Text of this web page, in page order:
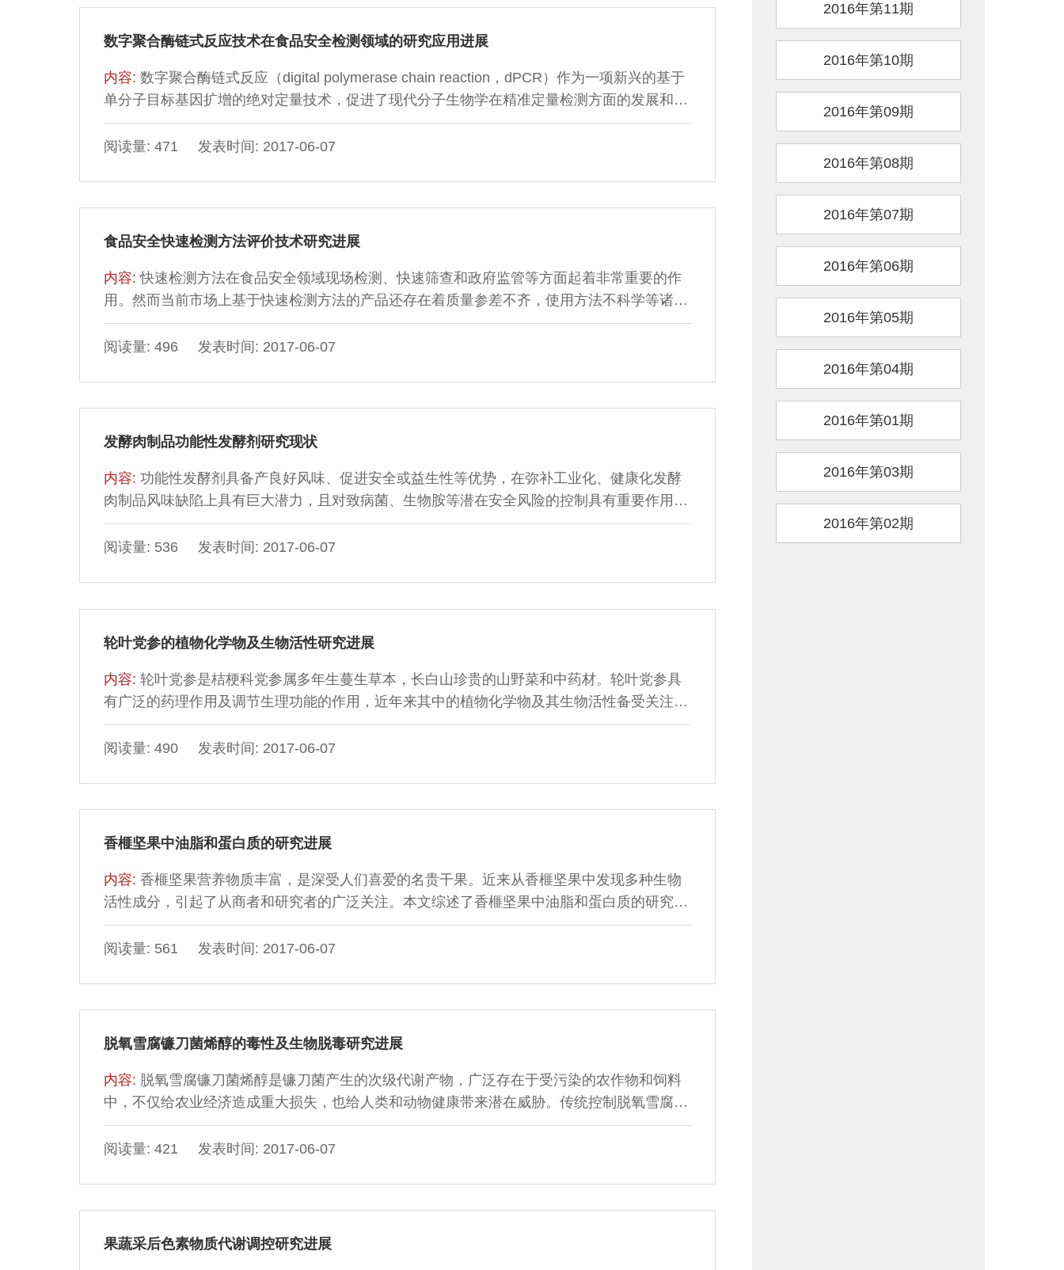
数字聚合酶链式反应技术在食品安全检测领域的研究应用进展
内容: 数字聚合酶链式反应（digital polymerase chain reaction，dPCR）作为一项新兴的基于
单分子目标基因扩增的绝对定量技术，促进了现代分子生物学在精准定量检测方面的发展和应
用。本文综述了商业化dPCR技术在转基因成分、动物源性成分、食源性致病微生物定量检测
等食品安全领域的研究进展，讨论了dPCR应用中技术难题的解决，并在此基础上展望了该技
阅读量: 471 发表时间: 2017-06-07
食品安全快速检测方法评价技术研究进展
内容:快速检测方法在食品安全领域现场检测、快速筛查和政府监管等方面起着非常重要的作
用。然而当前市场上基于快速检测方法的产品还存在着质量参差不齐，使用方法不科学等诸多
问题，亟需建立科学合理的快检产品评价方法，保障产品质量和指导实际使用。本文综述了国
内外对快速检测方法（产品）评价技术的现状与进展，并结合粮油质量安全领域中的实际情况
阅读量: 496 发表时间: 2017-06-07
发酵肉制品功能性发酵剂研究现状
内容: 功能性发酵剂具备产良好风味、促进安全或益生性等优势，在弥补工业化、健康化发酵
肉制品风味缺陷上具有巨大潜力，且对致病菌、生物胺等潜在安全风险的控制具有重要作用，
甚至还可给产品带来益生特性。本文着重从风味、安全性、益生性角度对功能性发酵剂研究现
状进行分类概述，并对其未来研究方向进行展望。
阅读量: 536 发表时间: 2017-06-07
轮叶党参的植物化学物及生物活性研究进展
内容: 轮叶党参是桔梗科党参属多年生蔓生草本，长白山珍贵的山野菜和中药材。轮叶党参具
有广泛的药理作用及调节生理功能的作用，近年来其中的植物化学物及其生物活性备受关注。
本文对目前轮叶党参中的植物化学物质分离鉴定及生物活性研究概况进行概述，包括植物化学
物及其代谢产物、生物发酵及生物活性，以期为轮叶党参资源应用提供一定的理论依据。
阅读量: 490 发表时间: 2017-06-07
香榧坚果中油脂和蛋白质的研究进展
内容: 香榧坚果营养物质丰富，是深受人们喜爱的名贵干果。近来从香榧坚果中发现多种生物
活性成分，引起了从商者和研究者的广泛关注。本文综述了香榧坚果中油脂和蛋白质的研究现
状，对香榧坚果脂肪酸的组成、油脂的研究内容及方法、油脂的功能特性及蛋白质进行了总
结，并从油体蛋白的角度对香榧坚果中油脂和蛋白质的相互影响进行了简要讨论，以期为更好
阅读量: 561 发表时间: 2017-06-07
脱氧雪腐镰刀菌烯醇的毒性及生物脱毒研究进展
内容: 脱氧雪腐镰刀菌烯醇是镰刀菌产生的次级代谢产物，广泛存在于受污染的农作物和饲料
中，不仅给农业经济造成重大损失，也给人类和动物健康带来潜在威胁。传统控制脱氧雪腐镰
刀菌烯醇的方法主要有物理法和化学法，但上述两种方法都具有局限性。近年来，利用微生物
生物转化方法进行脱毒展现出良好的应用前景。本文概述了脱氧雪腐镰刀菌烯醇的化学性质、
阅读量: 421 发表时间: 2017-06-07
果蔬采后色素物质代谢调控研究进展
2016年第11期
2016年第10期
2016年第09期
2016年第08期
2016年第07期
2016年第06期
2016年第05期
2016年第04期
2016年第01期
2016年第03期
2016年第02期